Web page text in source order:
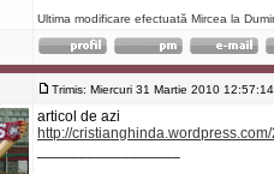
Ultima modificare efectuată Mircea la
Trimis: Miercuri 31 Martie 2010 12:57:14
articol de azi
http://